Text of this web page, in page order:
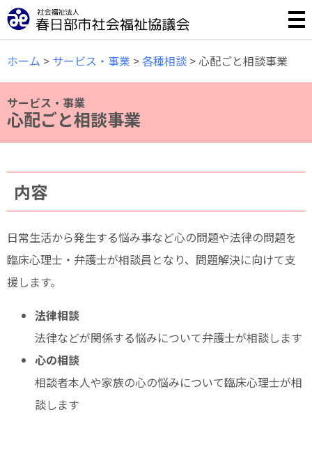
誰もが安心して暮らせる福祉のまちづくりのために様々な
ホーム > サービス・事業 >各種相談 >心配ごと相談事業
サービス・事業
心配ごと相談事業
内容
日常生活から発生する悩み事など心の問題や法律の問題を
臨床心理士・弁護士が相談員となり、問題解決に向けて支
援します。
法律相談
法律などが関係する悩みについて弁護士が相談します
心の相談
相談者本人や家族の心の悩みについて臨床心理士が相
談します